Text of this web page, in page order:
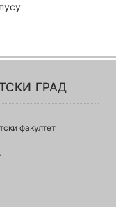
град
факултет